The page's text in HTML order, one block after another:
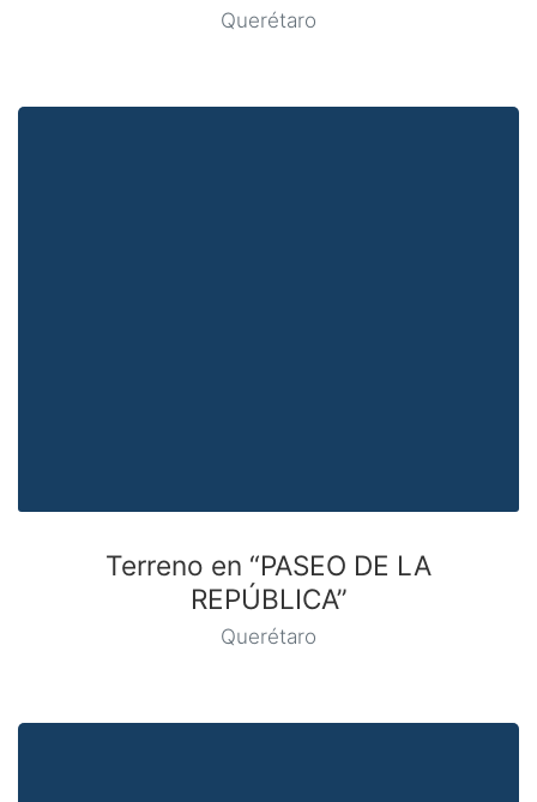
Querétaro
Terreno en “PASEO DE LA
REPÚBLICA”
Querétaro